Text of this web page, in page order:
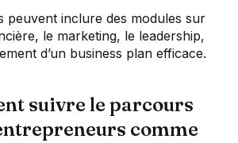
peuvent inclure des modules sur
le marketing, le leadership,
d’un business plan efficace.
suivre le parcours
comme